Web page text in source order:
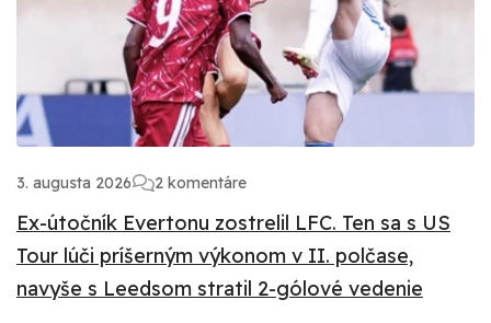
3. augusta 2026 2 komentáre
Ex-útočník Evertonu zostrelil LFC. Ten sa s US
Tour lúči príšerným výkonom v II. polčase,
navyše s Leedsom stratil 2-gólové vedenie